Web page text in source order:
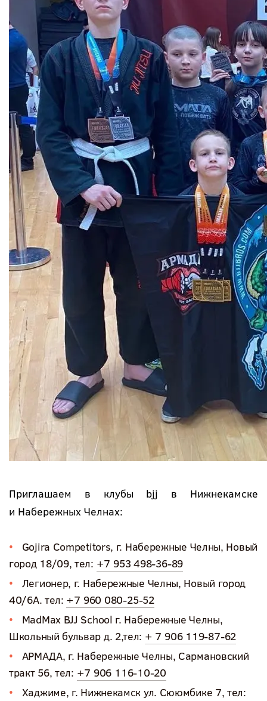
Приглашаем в клубы bjj в Нижнекамске
и Набережных Челнах:
Gojira Competitors, г. Набережные Челны, Новый
город 18/09, тел: +7 953 498-36-89
Легионер, г. Набережные Челны, Новый город
40/6А. тел: +7 960 080-25-52
MadMax BJJ School г. Набережные Челны,
Школьный бульвар д. 2,тел: + 7 906 119-87-62
АРМАДА, г. Набережные Челны, Сармановский
тракт 56, тел: +7 906 116-10-20
Хаджиме, г. Нижнекамск ул. Сююмбике 7, тел: